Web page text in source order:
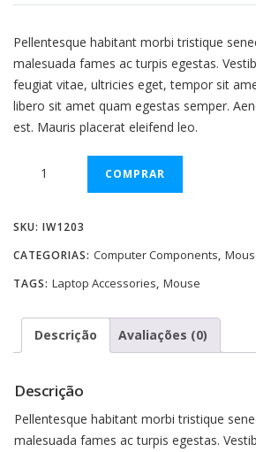
Pellentesque habitant morbi tristique
malesuada fames ac turpis egestas.
feugiat vitae, ultricies eget, tempor sit
libero sit amet quam egestas semper.
est. Mauris placerat eleifend leo.
quantidade
COMPRAR
SKU: IW1203
CATEGORIAS: Computer Components,
TAGS: Laptop Accessories, Mouse
Descrição Avaliações (0)
Descrição
Pellentesque habitant morbi tristique
malesuada fames ac turpis egestas.